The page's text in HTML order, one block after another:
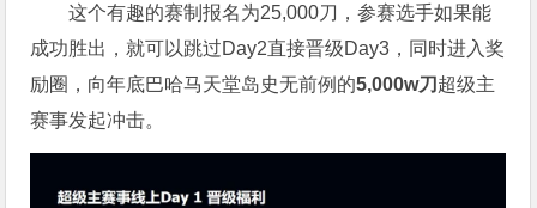
这个有趣的赛制报名为25,000刀，参赛选手如果能
成功胜出，就可以跳过Day2直接晋级Day3，同时进入奖
励圈，向年底巴哈马天堂岛史无前例的5,000w刀 超级主
赛事发起冲击。